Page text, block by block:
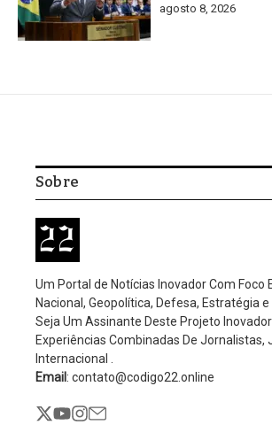
Anterior
O Departamento de Estado dos
Próxima
Trump não descarta o envio de
para a Venezuela e diz que pode
agosto 8, 2026
Sobre
Um Portal de Notícias Inovador Com Foco
Nacional, Geopolítica, Defesa, Estratégia e
Seja Um Assinante Deste Projeto
Experiências Combinadas De Jornalistas,
Internacional .
Email : contato@codigo22.online